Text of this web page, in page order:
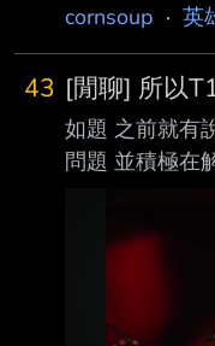
cornsoup · 英
43 [閒聊] 所以
如題 之前就有
問題 並積極在
今天大O進場
有笑 今天韓股
知道嗎
https://
https://